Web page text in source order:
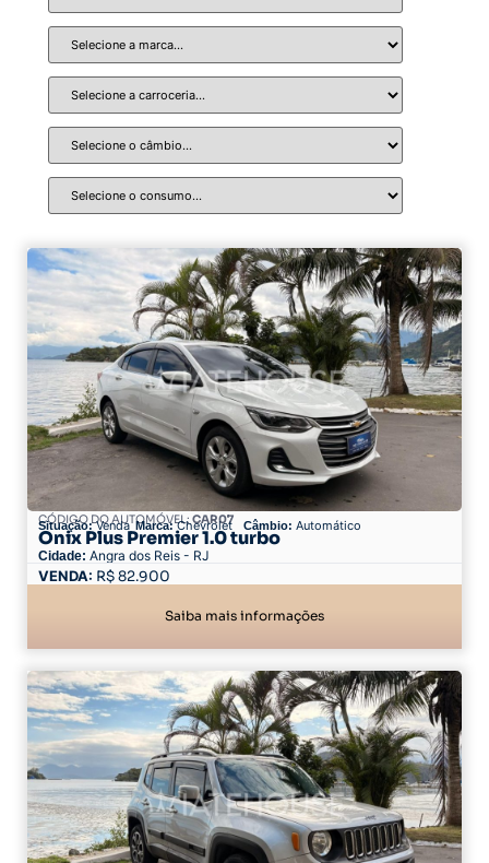
CÓDIGO DO AUTOMÓVEL: CAR07
Situação:Venda Marca:Chevrolet Câmbio: Automático
Onix Plus Premier 1.0 turbo
Cidade: Angra dos Reis - RJ
82.900
Saiba mais informações